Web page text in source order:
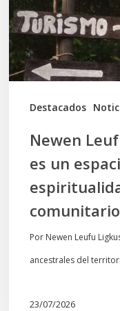
Destacados
es
un
espacio
de
vida,
espiritualidad
encuentro
comunitario
Mapuche»
Newen
es un
Por Newen Leufu
ancestrales del
23/07/2026